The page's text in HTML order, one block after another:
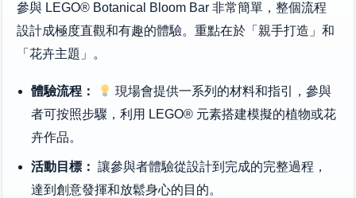
參與 LEGO® Botanical Bloom Bar 非常簡單，整個流程
設計成極度直觀和有趣的體驗。重點在於「親手打造」和
「花卉主題」。
體驗流程：
現場會提供一系列的材料和指引，參與
者可按照步驟，利用 LEGO® 元素搭建模擬的植物或花
卉作品。
活動目標： 讓參與者體驗從設計到完成的完整過程，
達到創意發揮和放鬆身心的目的。